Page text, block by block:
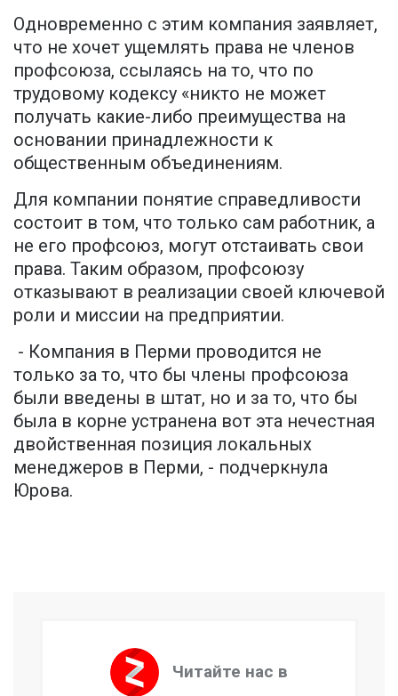
Одновременно с этим компания заявляет,
что не хочет ущемлять права не членов
профсоюза, ссылаясь на то, что по
трудовому кодексу «никто не может
получать какие-либо преимущества на
основании принадлежности к
общественным объединениям.
Для компании понятие справедливости
состоит в том, что только сам работник, а
не его профсоюз, могут отстаивать свои
права. Таким образом, профсоюзу
отказывают в реализации своей ключевой
роли и миссии на предприятии.
- Компания в Перми проводится не
только за то, что бы члены профсоюза
были введены в штат, но и за то, что бы
была в корне устранена вот эта нечестная
двойственная позиция локальных
менеджеров в Перми, - подчеркнула
Юрова.
Читайте нас в